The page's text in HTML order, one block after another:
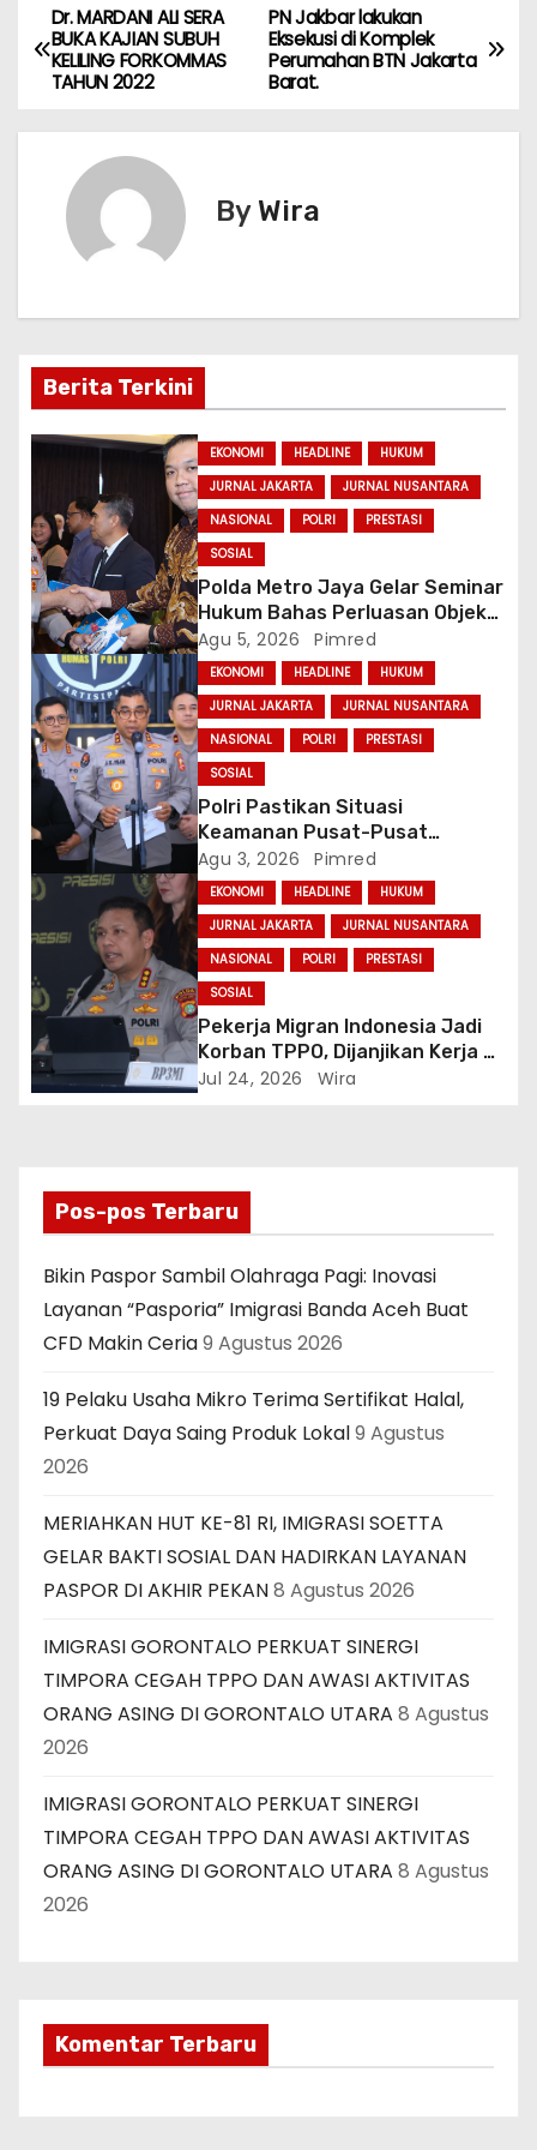
a
ts
p
p
c
e
o
o
k
e
gr
s
s
e
itt
er
s
s
g
er
e ai
l
ar
e
N
a
v
s
p
s
PN Jakbar lakukan
Eksekusi di Komplek
Perumahan BTN Jakarta
Barat.
Dr. MARDANI ALI SERA
BUKA KAJIAN SUBUH
KELILING FORKOMMAS
TAHUN 2022
By Wira
Berita Terkini
EKONOMI HEADLINE
HUKUM
JURNAL JAKARTA
JURNAL NUSANTARA
NASIONAL
POLRI
PRESTASI
SOSIAL
Polda Metro Jaya Gelar Seminar
Hukum Bahas Perluasan Objek
Praperadilan dalam KUHAP Baru
Agu 5, 2026 Pimred
EKONOMI HEADLINE
HUKUM
JURNAL JAKARTA
JURNAL NUSANTARA
NASIONAL
POLRI
PRESTASI
SOSIAL
Polri Pastikan Situasi
Keamanan Pusat-Pusat
Ekonomi Nasional Tetap
Kondusif
Agu 3, 2026 Pimred
EKONOMI HEADLINE
HUKUM
JURNAL JAKARTA
JURNAL NUSANTARA
NASIONAL
POLRI
PRESTASI
SOSIAL
Pekerja Migran Indonesia Jadi
Korban TPPO, Dijanjikan Kerja di
Turki Berujung ke Libya
Jul 24, 2026 Wira
Pos-pos Terbaru
Bikin Paspor Sambil Olahraga Pagi: Inovasi
Layanan “Pasporia” Imigrasi Banda Aceh Buat
CFD Makin Ceria9 Agustus 2026
19 Pelaku Usaha Mikro Terima Sertifikat Halal,
Perkuat Daya Saing Produk Lokal9 Agustus
2026
MERIAHKAN HUT KE-81 RI, IMIGRASI SOETTA
GELAR BAKTI SOSIAL DAN HADIRKAN LAYANAN
PASPOR DI AKHIR PEKAN8 Agustus 2026
IMIGRASI GORONTALO PERKUAT SINERGI
TIMPORA CEGAH TPPO DAN AWASI AKTIVITAS
ORANG ASING DI GORONTALO UTARA 8 Agustus
2026
IMIGRASI GORONTALO PERKUAT SINERGI
TIMPORA CEGAH TPPO DAN AWASI AKTIVITAS
ORANG ASING DI GORONTALO UTARA 8 Agustus
2026
Komentar Terbaru